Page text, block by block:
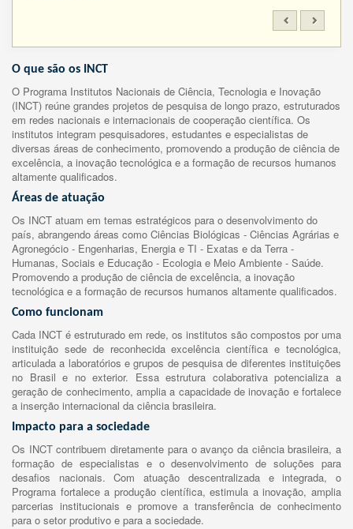
O que são os INCT
O Programa Institutos Nacionais de Ciência, Tecnologia e Inovação
(INCT) reúne grandes projetos de pesquisa de longo prazo, estruturados
em redes nacionais e internacionais de cooperação científica. Os
institutos integram pesquisadores, estudantes e especialistas de
diversas áreas de conhecimento, promovendo a produção de ciência de
excelência, a inovação tecnológica e a formação de recursos humanos
altamente qualificados.
Áreas de atuação
Os INCT atuam em temas estratégicos para o desenvolvimento do
país, abrangendo áreas como Ciências Biológicas - Ciências Agrárias e
Agronegócio - Engenharias, Energia e TI - Exatas e da Terra -
Humanas, Sociais e Educação - Ecologia e Meio Ambiente - Saúde.
Promovendo a produção de ciência de excelência, a inovação
tecnológica e a formação de recursos humanos altamente qualificados.
Como funcionam
Cada INCT é estruturado em rede, os institutos são compostos por uma
instituição sede de reconhecida excelência científica e tecnológica,
articulada a laboratórios e grupos de pesquisa de diferentes instituições
no Brasil e no exterior. Essa estrutura colaborativa potencializa a
geração de conhecimento, amplia a capacidade de inovação e fortalece
a inserção internacional da ciência brasileira.
Impacto para a sociedade
Os INCT contribuem diretamente para o avanço da ciência brasileira, a
formação de especialistas e o desenvolvimento de soluções para
desafios nacionais. Com atuação descentralizada e integrada, o
Programa fortalece a produção científica, estimula a inovação, amplia
parcerias institucionais e promove a transferência de conhecimento
para o setor produtivo e para a sociedade.